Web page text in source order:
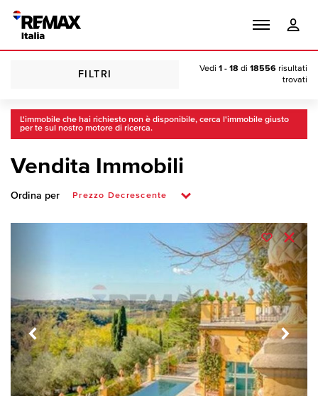
FILTRI
Vedi 1 - 18 di 18556 risultati
trovati
L'immobile che hai richiesto non è disponibile, cerca l'immobile giusto
per te sul nostro motore di ricerca.
Vendita Immobili
Ordina per